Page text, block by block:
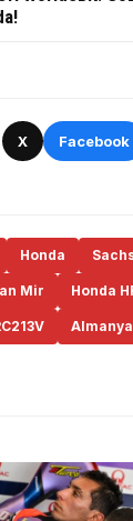
X Facebook
Honda
Mir Honda
Almanya